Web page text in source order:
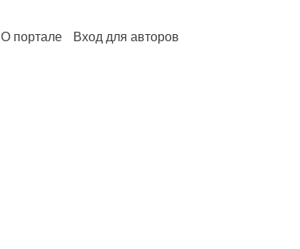
О портале Вход для авторов